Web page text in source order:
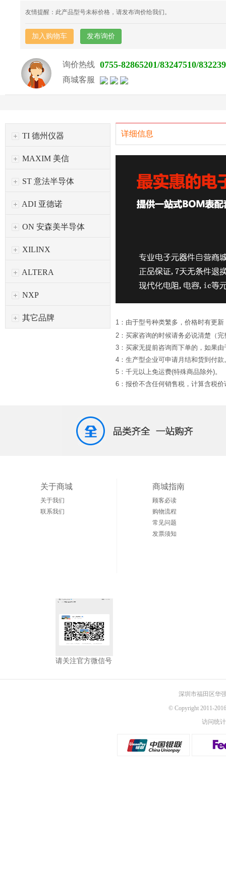
友情提醒：此产品型号未标价格，请发布询价给我们。
加入购物车 发布询价
询价热线 0755-82865201/83247510/
商城客服
TI 德州仪器
MAXIM 美信
ST 意法半导体
ADI 亚德诺
ON 安森美半导体
XILINX
ALTERA
NXP
其它品牌
详细信息
1：由于型号种类繁多，价格时有更
2：买家咨询的时候请务必说清楚（
3：买家无提前咨询而下单的，如果
4：生产型企业可申请月结和货到付款
5：千元以上免运费(特殊商品除外)。
6：报价不含任何销售税，计算含税价
关于商城
关于我们
联系我们
商城指南
顾客必读
购物流程
常见问题
发票须知
请关注官方微信号
深圳市福田区华
© Copyright 2011-
访问统